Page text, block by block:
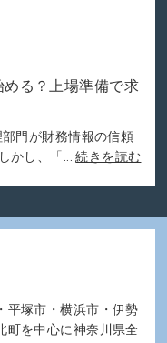
る？上場準備で求
門が財務情報の信頼
かし、「...
続きを読む
平塚市・横浜市・伊勢
町を中心に神奈川県全